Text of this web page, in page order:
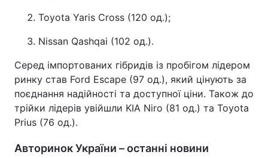
Toyota Yaris Cross (120 од.);
Nissan Qashqai (102 од.).
Серед імпортованих гібридів із пробігом лідером
ринку став Ford Escape (97 од.), який цінують за
поєднання надійності та доступної ціни. Також до
трійки лідерів увійшли KIA Niro (81 од.) та Toyota
Prius (76 од.).
Авторинок України – останні новини